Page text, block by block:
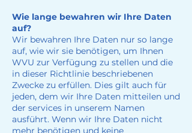
Wie lange bewahren wir Ihre Daten
auf?
Wir bewahren Ihre Daten nur so lange
auf, wie wir sie benötigen, um Ihnen
WVU zur Verfügung zu stellen und die
in dieser Richtlinie beschriebenen
Zwecke zu erfüllen. Dies gilt auch für
jeden, dem wir Ihre Daten mitteilen und
der services in unserem Namen
ausführt. Wenn wir Ihre Daten nicht
mehr benötigen und keine